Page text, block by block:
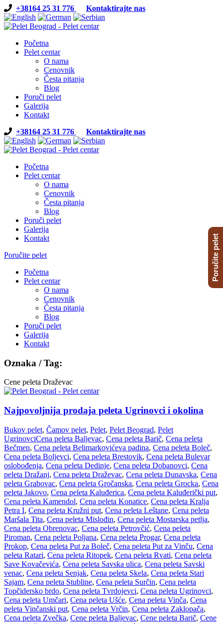
+38164 25 31 776 Kontaktirajte nas
Početna
Pelet centar
O nama
Cenovnik
Česta pitanja
Blog
Poruči pelet
Galerija
Kontakt
+38164 25 31 776
Kontaktirajte nas
Početna
Pelet centar
O nama
Cenovnik
Česta pitanja
Blog
Poruči pelet
Galerija
Kontakt
Poručite pelet
Početna
Pelet centar
O nama
Cenovnik
Česta pitanja
Blog
Poruči pelet
Galerija
Kontakt
Oznaka / Tag:
Cene peleta Draževac
Najpovoljnija prodaja peleta Ugrinovci i okolina
Bukov pelet, Čamov pelet, Pelet, Pelet Beograd, Pelet
UgrinovciCena peleta Baljevac, Cena peleta Barič, Cena peleta
Bečmen, Cena peleta Belimarkovićeva padina, Cena peleta Boleč,
Cena peleta Boljevci, Cena peleta Brestovik, Cena peleta Bulevar
oslobođenja, Cena peleta Dedinje, Cena peleta Dobanovci, Cena
peleta Dražanj, Cena peleta Draževac, Cena peleta Dunavska, Cena
peleta Grabovac, Cena peleta Gročanska, Cena peleta Grocka, Cena
peleta Jakovo, Cena peleta Kaluđerica, Cena peleta Kaluđerički put,
Cena peleta Kamendol, Cena peleta Konatice, Cena peleta Kralja
Petra I, Cena peleta Kružni put, Cena peleta Leštane, Cena peleta
Maršala Tita, Cena peleta Mislođin, Cena peleta Mostarska petlja,
Cena peleta Obrenovac, Cena peleta Petrovčić, Cena peleta
Piroman, Cena peleta Poljana, Cena peleta Progar, Cena peleta
Prokop, Cena peleta Put za Boleč, Cena peleta Put za Vinču, Cena
peleta Ratari, Cena peleta Ritopek, Cena peleta Rvati, Cena peleta
Save Kovačevića, Cena peleta Savska ulica, Cena peleta Savski
venac, Cena peleta Senjak, Cena peleta Skela, Cena peleta Stari
Sajam, Cena peleta Stubline, Cena peleta Surčin, Cena peleta
Topčidersko brdo, Cena peleta Tvrdojevci, Cena peleta Ugrinovci,
Cena peleta Umčari, Cena peleta Ušće, Cena peleta Vinča, Cena
peleta Vinčanski put, Cena peleta Vrčin, Cena peleta Zaklopača,
Cena peleta Zvečka, Cene peleta Baljevac, Cene peleta Barič, Cene
Poručite pelet